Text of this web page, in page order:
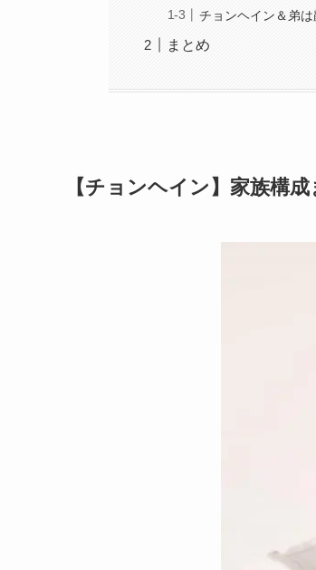
チョンヘイン＆弟
まとめ
【チョンヘイン】家族構